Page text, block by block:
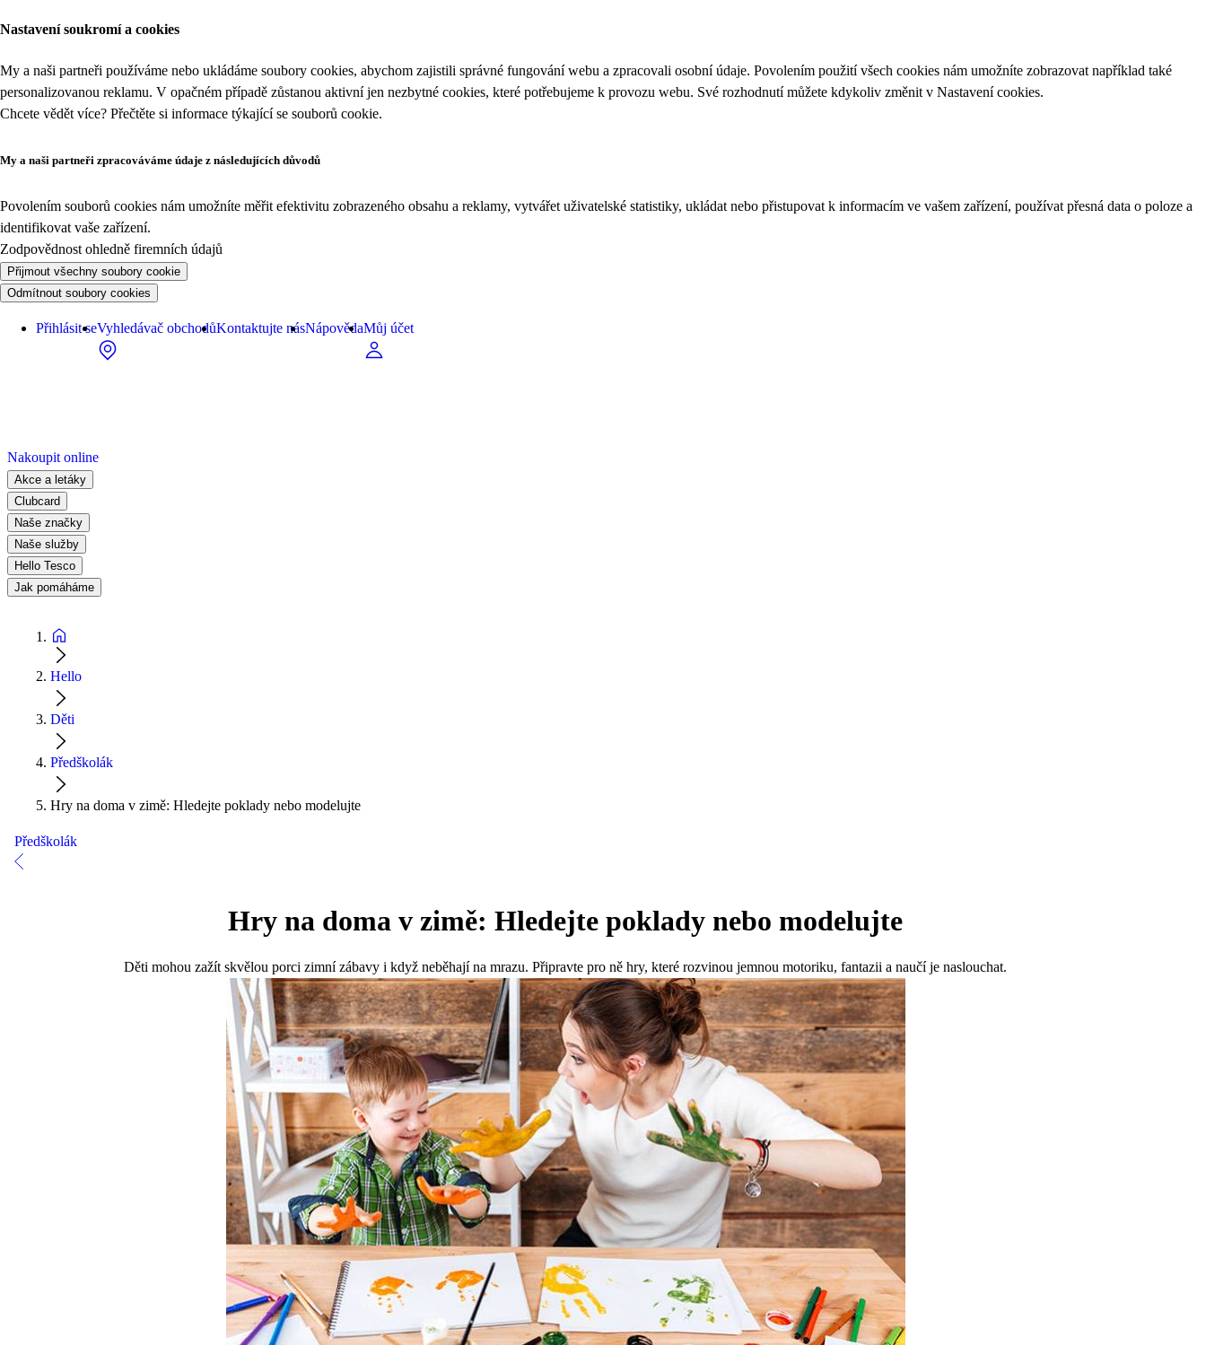
Nastavení soukromí a cookies
My a naši partneři používáme nebo ukládáme soubory cookies, abychom zajistili správné fungování webu a zpracovali osobní údaje. Povolením použití všech cookies nám umožníte zobrazovat například také
personalizovanou reklamu. V opačném případě zůstanou aktivní jen nezbytné cookies, které potřebujeme k provozu webu. Své rozhodnutí můžete kdykoliv změnit v Nastavení cookies.
Chcete vědět více? Přečtěte si informace týkající se souborů cookie.
My a naši partneři zpracováváme údaje z následujících důvodů
Povolením souborů cookies nám umožníte měřit efektivitu zobrazeného obsahu a reklamy, vytvářet uživatelské statistiky, ukládat nebo přistupovat k informacím ve vašem zařízení, používat přesná data o poloze a
identifikovat vaše zařízení.
Zodpovědnost ohledně firemních údajů
Přijmout všechny soubory cookie
Odmítnout soubory cookies
Přihlásit seVyhledávač obchodůKontaktujte násNápovědaMůj účet
Nakoupit online
Akce a letáky
Clubcard
Naše značky
Naše služby
Hello Tesco
Jak pomáháme
Hello
Děti
Předškolák
Hry na doma v zimě: Hledejte poklady nebo modelujte
Předškolák
Hry na doma v zimě: Hledejte poklady nebo modelujte
Děti mohou zažít skvělou porci zimní zábavy i když neběhají na mrazu. Připravte pro ně hry, které rozvinou jemnou motoriku, fantazii a naučí je naslouchat.